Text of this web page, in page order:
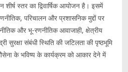
स्तर का द्विवार्षिक आयोजन है। इसमें
परिचालन और प्रशासनिक मुद्दों पर
और भू-रणनीतिक आवाजाही, क्षेत्रीय
सुरक्षा संबंधी स्थिति की जटिलता की पृष्ठभूमि
के भविष्य के कार्यक्रम को आकार देने में